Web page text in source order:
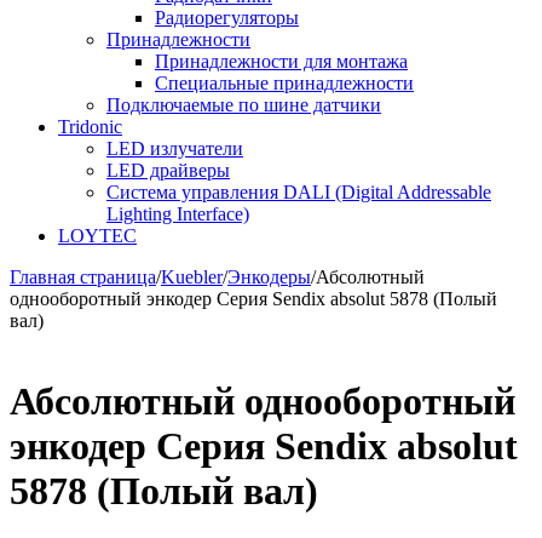
Радиорегуляторы
Принадлежности
Принадлежности для монтажа
Специальные принадлежности
Подключаемые по шине датчики
Tridonic
LED излучатели
LED драйверы
Система управления DALI (Digital Addressable
Lighting Interface)
LOYTEC
Главная страница/Kuebler/Энкодеры/Абсолютный
однооборотный энкодер Серия Sendix absolut 5878 (Полый
вал)
Абсолютный однооборотный
энкодер Серия Sendix absolut
5878 (Полый вал)